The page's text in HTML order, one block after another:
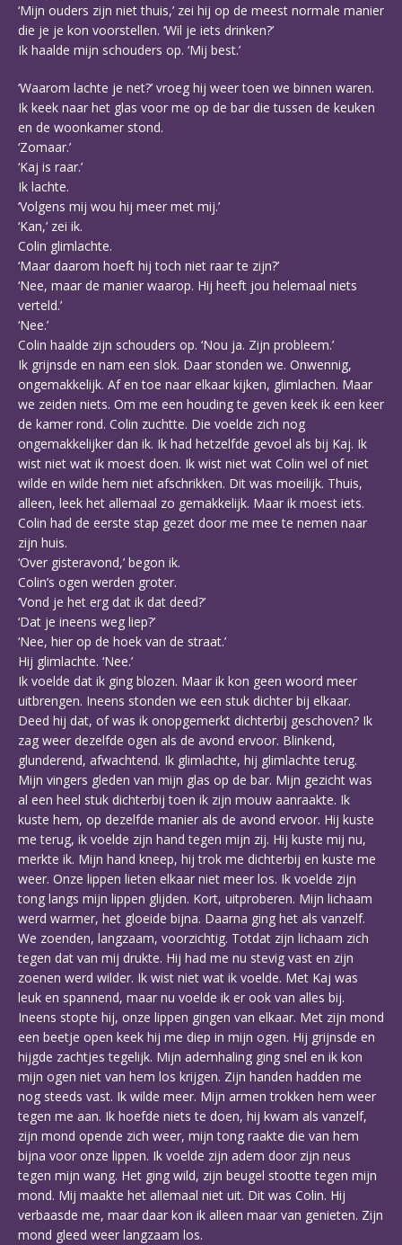
‘Mijn ouders zijn niet thuis,’ zei hij op de meest normale manier
die je je kon voorstellen. ‘Wil je iets drinken?’
Ik haalde mijn schouders op. ‘Mij best.’
‘Waarom lachte je net?’ vroeg hij weer toen we binnen waren.
Ik keek naar het glas voor me op de bar die tussen de keuken
en de woonkamer stond.
‘Zomaar.’
‘Kaj is raar.’
Ik lachte.
‘Volgens mij wou hij meer met mij.’
‘Kan,’ zei ik.
Colin glimlachte.
‘Maar daarom hoeft hij toch niet raar te zijn?’
‘Nee, maar de manier waarop. Hij heeft jou helemaal niets
verteld.’
‘Nee.’
Colin haalde zijn schouders op. ‘Nou ja. Zijn probleem.’
Ik grijnsde en nam een slok. Daar stonden we. Onwennig,
ongemakkelijk. Af en toe naar elkaar kijken, glimlachen. Maar
we zeiden niets. Om me een houding te geven keek ik een keer
de kamer rond. Colin zuchtte. Die voelde zich nog
ongemakkelijker dan ik. Ik had hetzelfde gevoel als bij Kaj. Ik
wist niet wat ik moest doen. Ik wist niet wat Colin wel of niet
wilde en wilde hem niet afschrikken. Dit was moeilijk. Thuis,
alleen, leek het allemaal zo gemakkelijk. Maar ik moest iets.
Colin had de eerste stap gezet door me mee te nemen naar
zijn huis.
‘Over gisteravond,’ begon ik.
Colin’s ogen werden groter.
‘Vond je het erg dat ik dat deed?’
‘Dat je ineens weg liep?’
‘Nee, hier op de hoek van de straat.’
Hij glimlachte. ‘Nee.’
Ik voelde dat ik ging blozen. Maar ik kon geen woord meer
uitbrengen. Ineens stonden we een stuk dichter bij elkaar.
Deed hij dat, of was ik onopgemerkt dichterbij geschoven? Ik
zag weer dezelfde ogen als de avond ervoor. Blinkend,
glunderend, afwachtend. Ik glimlachte, hij glimlachte terug.
Mijn vingers gleden van mijn glas op de bar. Mijn gezicht was
al een heel stuk dichterbij toen ik zijn mouw aanraakte. Ik
kuste hem, op dezelfde manier als de avond ervoor. Hij kuste
me terug, ik voelde zijn hand tegen mijn zij. Hij kuste mij nu,
merkte ik. Mijn hand kneep, hij trok me dichterbij en kuste me
weer. Onze lippen lieten elkaar niet meer los. Ik voelde zijn
tong langs mijn lippen glijden. Kort, uitproberen. Mijn lichaam
werd warmer, het gloeide bijna. Daarna ging het als vanzelf.
We zoenden, langzaam, voorzichtig. Totdat zijn lichaam zich
tegen dat van mij drukte. Hij had me nu stevig vast en zijn
zoenen werd wilder. Ik wist niet wat ik voelde. Met Kaj was
leuk en spannend, maar nu voelde ik er ook van alles bij.
Ineens stopte hij, onze lippen gingen van elkaar. Met zijn mond
een beetje open keek hij me diep in mijn ogen. Hij grijnsde en
hijgde zachtjes tegelijk. Mijn ademhaling ging snel en ik kon
mijn ogen niet van hem los krijgen. Zijn handen hadden me
nog steeds vast. Ik wilde meer. Mijn armen trokken hem weer
tegen me aan. Ik hoefde niets te doen, hij kwam als vanzelf,
zijn mond opende zich weer, mijn tong raakte die van hem
bijna voor onze lippen. Ik voelde zijn adem door zijn neus
tegen mijn wang. Het ging wild, zijn beugel stootte tegen mijn
mond. Mij maakte het allemaal niet uit. Dit was Colin. Hij
verbaasde me, maar daar kon ik alleen maar van genieten. Zijn
mond gleed weer langzaam los.